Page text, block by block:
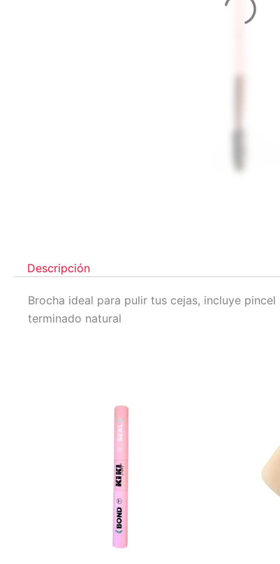
Descripción
Brocha ideal para pulir tus cejas, incluye
terminado natural